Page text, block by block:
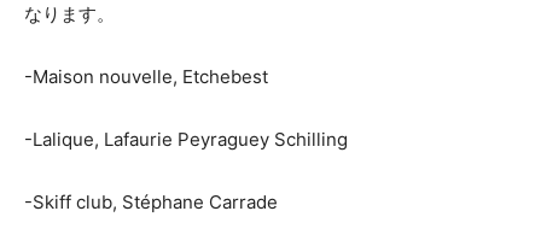
なります。
-Maison nouvelle, Etchebest
-Lalique, Lafaurie Peyraguey Schilling
-Skiff club, Stéphane Carrade